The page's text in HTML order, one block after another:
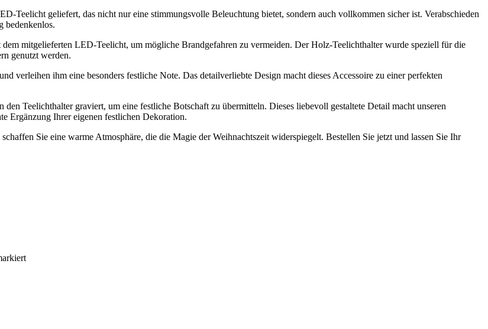
Teelicht geliefert, das nicht nur eine stimmungsvolle Beleuchtung bietet, sondern auch vollkommen sicher ist. Verabschieden
bedenkenlos.
mitgelieferten LED-Teelicht, um mögliche Brandgefahren zu vermeiden. Der Holz-Teelichthalter wurde speziell für die
genutzt werden.
verleihen ihm eine besonders festliche Note. Das detailverliebte Design macht dieses Accessoire zu einer perfekten
Teelichthalter graviert, um eine festliche Botschaft zu übermitteln. Dieses liebevoll gestaltete Detail macht unseren
Ergänzung Ihrer eigenen festlichen Dekoration.
Sie eine warme Atmosphäre, die die Magie der Weihnachtszeit widerspiegelt. Bestellen Sie jetzt und lassen Sie Ihr